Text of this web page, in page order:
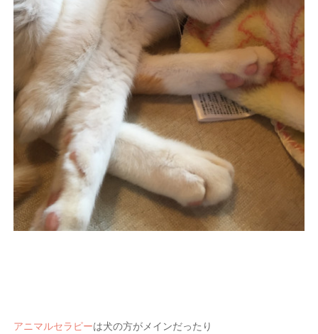
アニマルセラピーは犬の方がメインだったり